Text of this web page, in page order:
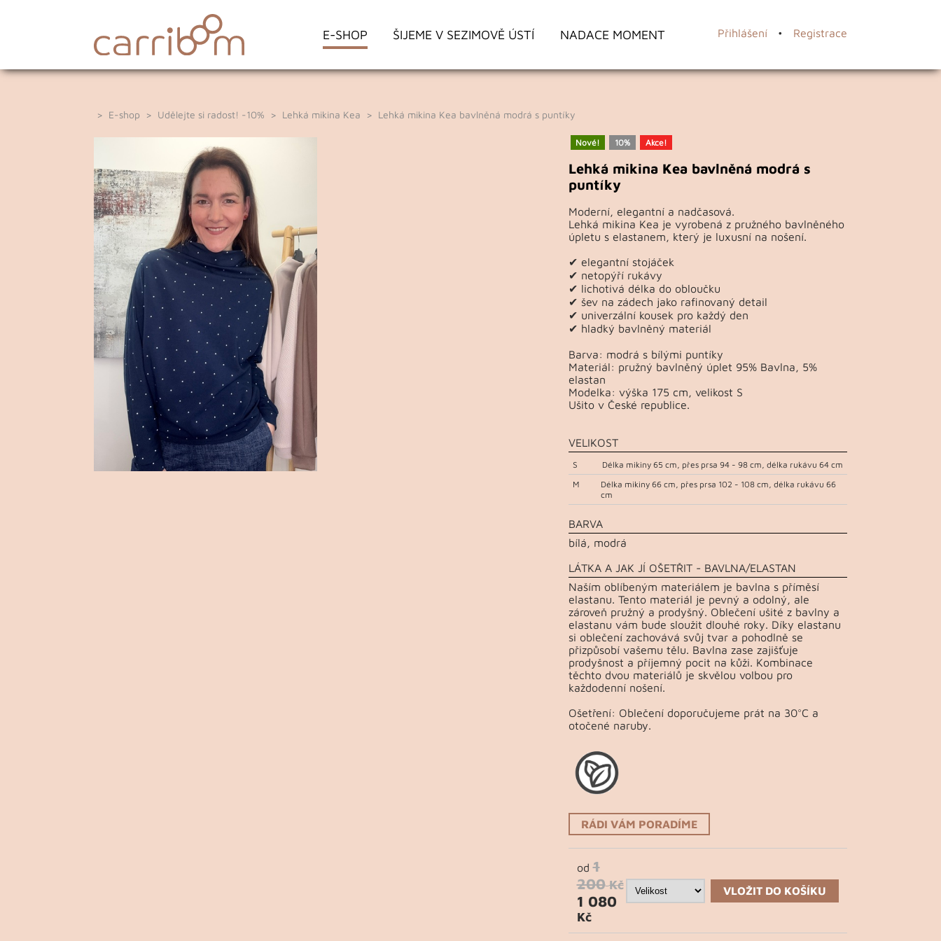
E-SHOP ŠIJEME V SEZIMOVĚ ÚSTÍ NADACE MOMENT Přihlášení• Registrace
> E-shop > Udělejte si radost! -10% > Lehká mikina Kea > Lehká mikina Kea bavlněná modrá s puntíky
Nové! 10% Akce!
Lehká mikina Kea bavlněná modrá s
puntíky
Moderní, elegantní a nadčasová.
Lehká mikina Kea je vyrobená z pružného bavlněného
úpletu s elastanem, který je luxusní na nošení.
✔ elegantní stojáček
✔ netopýří rukávy
✔ lichotivá délka do obloučku
✔ šev na zádech jako rafinovaný detail
✔ univerzální kousek pro každý den
✔ hladký bavlněný materiál
Barva: modrá s bílými puntíky
Materiál: pružný bavlněný úplet 95% Bavlna, 5%
elastan
Modelka: výška 175 cm, velikost S
Ušito v České republice.
VELIKOST
S
Délka mikiny 65 cm, přes prsa 94 - 98 cm, délka rukávu 64 cm
M
Délka mikiny 66 cm, přes prsa 102 - 108 cm, délka rukávu 66
cm
BARVA
bílá, modrá
LÁTKA A JAK JÍ OŠETŘIT - BAVLNA/ELASTAN
Naším oblíbeným materiálem je bavlna s příměsí
elastanu. Tento materiál je pevný a odolný, ale
zároveň pružný a prodyšný. Oblečení ušité z bavlny a
elastanu vám bude sloužit dlouhé roky. Díky elastanu
si oblečení zachovává svůj tvar a pohodlně se
přizpůsobí vašemu tělu. Bavlna zase zajišťuje
prodyšnost a příjemný pocit na kůži. Kombinace
těchto dvou materiálů je skvělou volbou pro
každodenní nošení.
Ošetření: Oblečení doporučujeme prát na 30°C a
otočené naruby.
RÁDI VÁM PORADÍME
od1
200 Kč
1 080
Kč
VLOŽIT DO KOŠÍKU